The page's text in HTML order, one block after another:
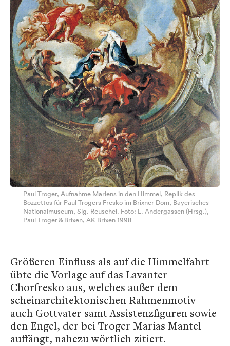
Paul Troger, Aufnahme Mariens in den Himmel, Replik des
Bozzettos für Paul Trogers Fresko im Brixner Dom, Bayerisches
Nationalmuseum, Slg. Reuschel. Foto: L. Andergassen (Hrsg.),
Paul Troger & Brixen, AK Brixen 1998
Größeren Einfluss als auf die Himmelfahrt
übte die Vorlage auf das Lavanter
Chorfresko aus, welches außer dem
scheinarchitektonischen Rahmenmotiv
auch Gottvater samt Assistenzfiguren sowie
den Engel, der bei Troger Marias Mantel
auffängt, nahezu wörtlich zitiert.